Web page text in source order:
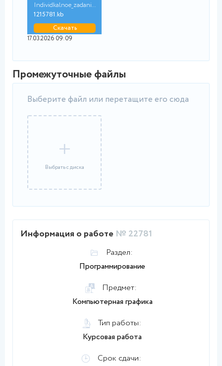
Individkalnoe_zadani...
1215781.kb
Скачать
17.03.2026 09:09
Промежуточные файлы
Выберите файл или перетащите его сюда
+
Выбрать с диска
Информация о работе № 22781
Раздел:
Программирование
Предмет:
Компьютерная графика
Тип работы:
Курсовая работа
Срок сдачи: